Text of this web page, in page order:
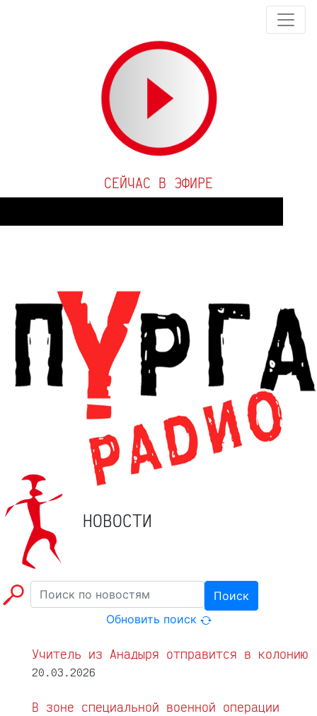
СЕЙЧАС В ЭФИРЕ
Player
НОВОСТИ
Поиск
Обновить поиск
Учитель из Анадыря отправится в колонию
20.03.2026
В зоне специальной военной операции